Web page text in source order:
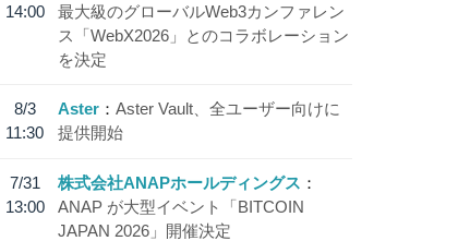
14:00
最大級のグローバルWeb3カンファレン
ス「WebX2026」とのコラボレーション
を決定
8/3
11:30
Aster
Aster Vault、全ユーザー向けに
提供開始
7/31
13:00
株式会社ANAPホールディングス
ANAP が大型イベント「BITCOIN
JAPAN 2026」開催決定